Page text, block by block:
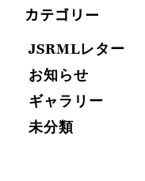
カテゴリー
JSRMLレター
お知らせ
ギャラリー
未分類